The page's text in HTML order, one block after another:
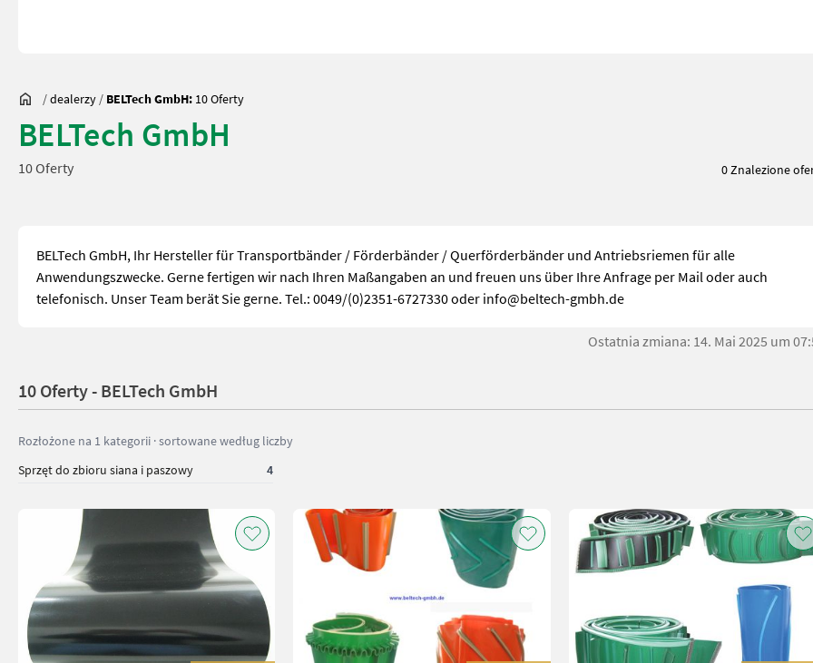
/dealerzy / BELTech GmbH: 10 Oferty
BELTech GmbH
10 Oferty 0 Znalezione
BELTech GmbH, Ihr Hersteller für Transportbänder / Förderbänder / Querförderbänder und Antriebsriemen für alle
Anwendungszwecke. Gerne fertigen wir nach Ihren Maßangaben an und freuen uns über Ihre Anfrage per Mail oder auch
telefonisch. Unser Team berät Sie gerne. Tel.: 0049/(0)2351-6727330 oder info@beltech-gmbh.de
Ostatnia zmiana: 14. Mai 2025 um
10 Oferty - BELTech GmbH
Rozłożone na 1 kategorii · sortowane według liczby
Sprzęt do zbioru siana i paszowy
4